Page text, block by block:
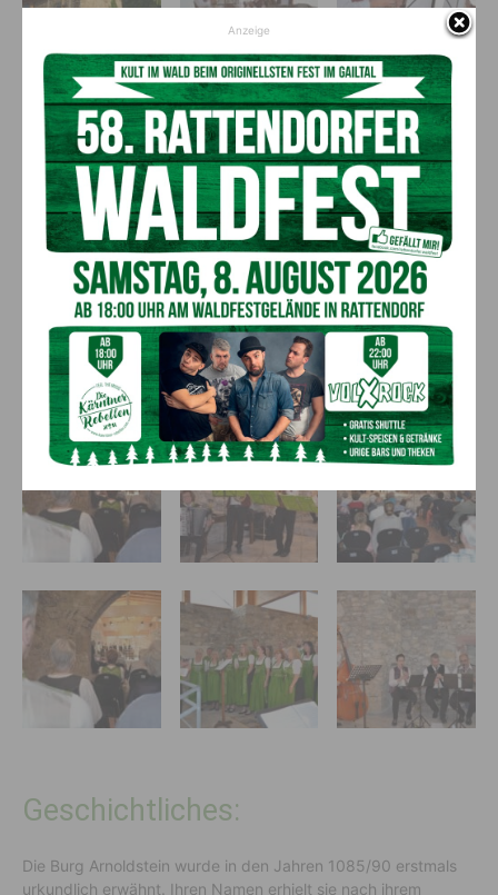
Geschichtliches:
Die Burg Arnoldstein wurde in den Jahren 1085/90 erstmals
urkundlich erwähnt. Ihren Namen erhielt sie nach ihrem
Anzeige